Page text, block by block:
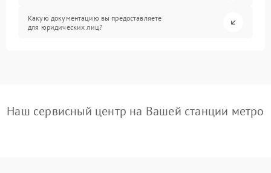
Какую документацию вы предоставляете
для юридических лиц?
Наш сервисный центр на Вашей станции метро